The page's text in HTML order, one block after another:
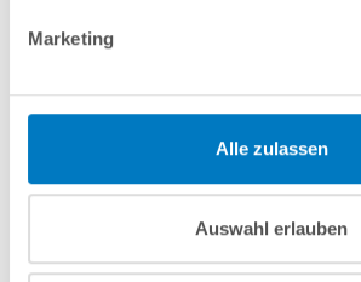
Marketing
Alle zulassen
Auswahl erlauben
Produktbeschreibung
Herstellerangaben